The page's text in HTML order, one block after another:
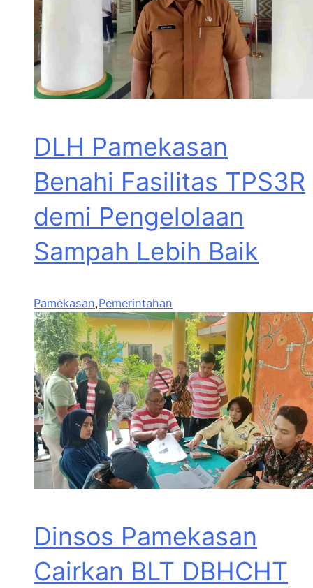
DLH Pamekasan
Benahi Fasilitas TPS3R
demi Pengelolaan
Sampah Lebih Baik
Pamekasan,Pemerintahan
Dinsos Pamekasan
Cairkan BLT DBHCHT